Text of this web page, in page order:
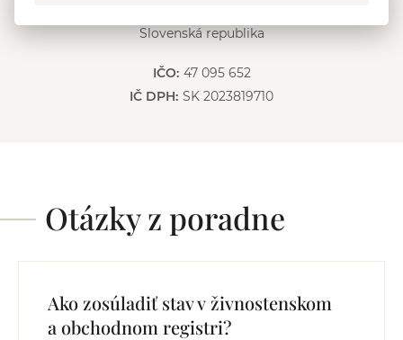
Slovenská republika
IČO: 47 095 652
IČ DPH: SK 2023819710
Otázky z poradne
Ako zosúladiť stav v živnostenskom
a obchodnom registri?